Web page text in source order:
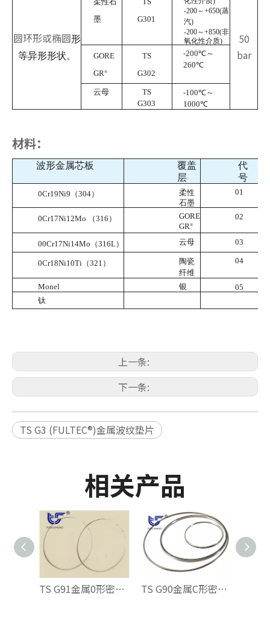
圆环形或椭圆形
等异形形状。
墨
G301
-200～+650(蒸
汽)
-200～+850(非
氧化性介质)
50
bar
GORE
GR®
TS
G302
-200℃～
260℃
云母
TS
G303
-100℃～
1000℃
材料：
波形金属芯板
覆盖
层
代
号
0Cr19Ni9（304）
柔性
石墨
01
0Cr17Ni12Mo （316）
GORE
GR®
02
00Cr17Ni14Mo（316L） 云母 03
0Cr18Ni10Ti（321）
陶瓷
纤维
04
Monel 银
05
钛
上一条:
下一条:
TS G3 (FULTEC®)金属波纹垫片
相关产品
TS G91金属0形密封环 TS G90金属C形密封环